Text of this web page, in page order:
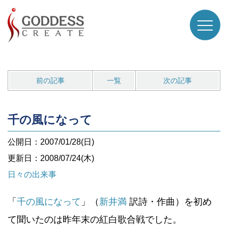
前の記事 一覧 次の記事
千の風になって
公開日：2007/01/28(日)
更新日：2008/07/24(木)
日々の出来事
「 千の風になって 」（ 新井満 訳詩・作曲）を初め
て聞いたのは昨年末の紅白歌合戦でした。